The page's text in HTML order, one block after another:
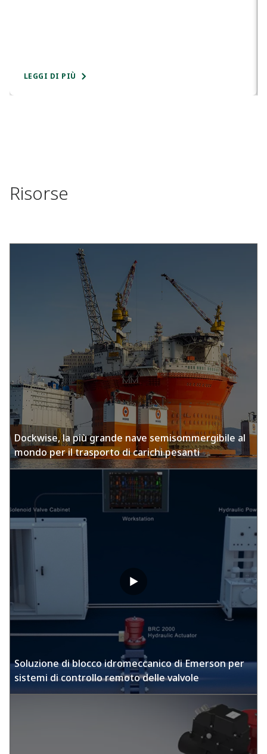
LEGGI DI PIÙ
Risorse
Dockwise, la più grande nave semisommergibile al
mondo per il trasporto di carichi pesanti​
Soluzione di blocco idromeccanico di Emerson per
sistemi di controllo remoto delle valvole​